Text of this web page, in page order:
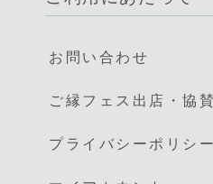
お問い合わせ
ご縁フェス出店・協
プライバシーポリシー